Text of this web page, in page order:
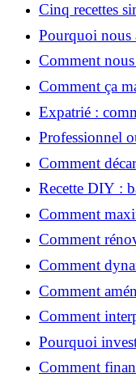
Cinq recettes
maison
Pourquoi nous
atelier et ce
Comment nous
3 mois au lieu
Comment ça
même et nous
Expatrié :
et rénover votre
Professionnel
pour votre
Comment
la rénovation
Recette DIY :
SPF
Comment
votre rénovation
Comment
une maison
Comment
avec Action
Comment
âgées et
Comment
en retenir
Pourquoi
un choix sûr ?
Comment